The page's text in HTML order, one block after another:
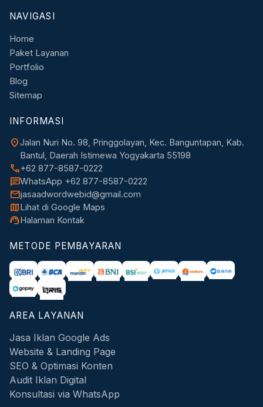
NAVIGASI
Home
Paket Layanan
Portfolio
Blog
Sitemap
INFORMASI
location_onJalan Nuri No. 98, Pringgolayan, Kec. Banguntapan, Kab.
Bantul, Daerah Istimewa Yogyakarta 55198
call+62 877-8587-0222
chatWhatsApp +62 877-8587-0222
mailjasaadwordwebid@gmail.com
map Lihat di Google Maps
support_agent Halaman Kontak
METODE PEMBAYARAN
AREA LAYANAN
Jasa Iklan Google Ads
Website & Landing Page
SEO & Optimasi Konten
Audit Iklan Digital
Konsultasi via WhatsApp